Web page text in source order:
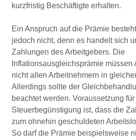
kurzfristig Beschäftigte erhalten.
Ein Anspruch auf die Prämie
jedoch nicht, denn es handelt sich
Zahlungen des Arbeitgebers. Die
Inflationsausgleichsprämie müssen
nicht allen Arbeitnehmern in
Allerdings sollte der
beachtet werden. Voraussetzung
Steuerbegünstigung ist, dass die
zum ohnehin geschuldeten
So darf die Prämie beispielsweise